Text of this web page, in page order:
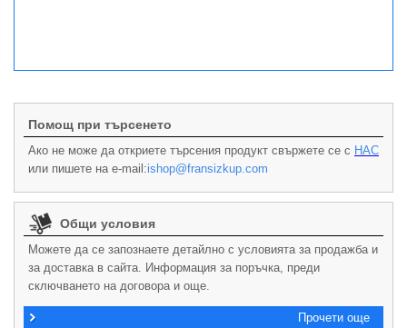
Помощ при търсенето
Ако не може да откриете търсения продукт свържете се с НАС
или пишете на e-mail:ishop@fransizkup.com
Общи условия
Можете да се запознаете детайлно с условията за продажба и
за доставка в сайта. Информация за поръчка, преди
сключването на договора и още.
Прочети още